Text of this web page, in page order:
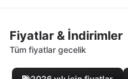
Fiyatlar & İndirimler
Tüm fiyatlar gecelik